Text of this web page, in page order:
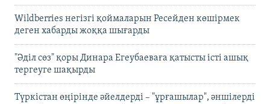
Wildberries негізгі қоймаларын Ресейден көшірмек
деген хабарды жоққа шығарды
"Әділ сөз" қоры Динара Егеубаеваға қатысты істі ашық
тергеуге шақырды
Түркістан өңірінде әйелдерді – "ұрғашылар", әншілерді